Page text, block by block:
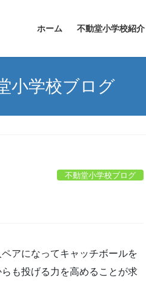
ホーム 不動堂小学校紹介
小学校ブログ
不動堂小学校ブログ
アになってキャッチボールを
も投げる力を高めることが求